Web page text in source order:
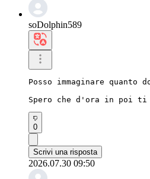
soDolphin589
Posso immaginare quanto
Spero che d'ora in poi ti
0
Scrivi una risposta
2026.07.30 09:50